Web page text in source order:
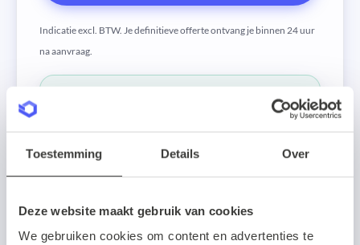
Toestemming Details Over
Deze website maakt gebruik van cookies
We gebruiken cookies om content en advertenties te
Indicatie excl. BTW. Je definitieve offerte ontvang je binnen 24 uur
na aanvraag.
€ 1.386,83
per maand · € 16.642,00per jaar
Via Verzendeenpakket.nl € 2.205,67